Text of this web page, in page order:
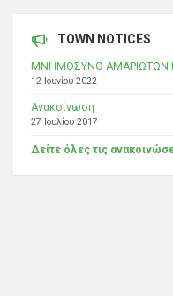
TOWN NOTICES
ΜΝΗΜΟΣΥΝΟ ΑΜΑΡΙΩΤΩΝ
12 Ιουνίου 2022
Ανακοίνωση
27 Ιουλίου 2017
Δείτε όλες τις